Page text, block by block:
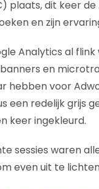
plaats, dit keer
en zijn
Analytics al
banners en
hebben voor
een redelijk grijs
keer ingekleurd.
sessies waren
even uit te